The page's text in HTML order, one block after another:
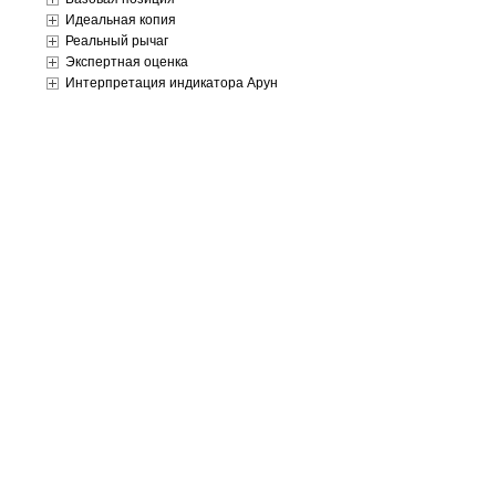
Идеальная копия
Реальный рычаг
Экспертная оценка
Интерпретация индикатора Арун